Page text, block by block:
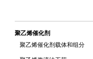
聚乙烯催化剂
聚乙烯催化剂载体和组分